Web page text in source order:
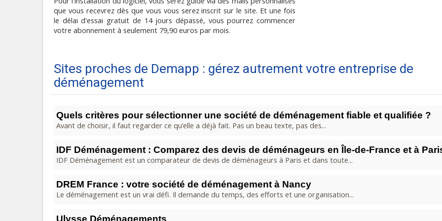
que vous recevrez dès que vous vous serez inscrit sur le site. Et une fois
le délai d'essai gratuit de 14 jours dépassé, vous pourrez commencer
votre abonnement à seulement 79,90 euros par mois.
Sites proches de Demapp : gérez autrement votre entreprise de
déménagement
Quels critères pour sélectionner une société de déménagement fiable et qualifiée ?
Avant de choisir, il faut regarder ce qu’elle a déjà fait. Pas un beau texte, pas des...
IDF Déménagement : Comparez des devis de déménageurs en Île-de-France et à
IDF Déménagement est un comparateur de devis de déménageurs à Paris et dans toute...
DREM France : votre société de déménagement à Nancy
Le déménagement est un vrai défi. Il demande du temps, des efforts et une organisation...
Ulysse Déménagements